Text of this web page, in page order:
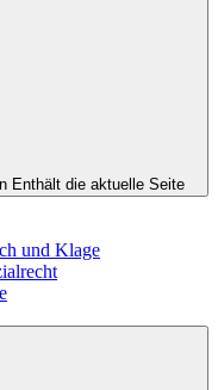
Enthält die aktuelle Seite
und Klage